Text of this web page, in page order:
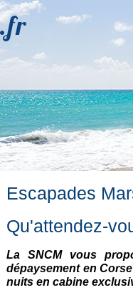
.fr
Escapades
Qu'attendez-
La SNCM vous
dépaysement en
nuits en cabine